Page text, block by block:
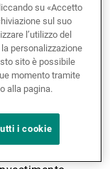
quadro
riveduta,
2018.MiFID II
UE
600/UE
su «Accetto
sul suo
l’utilizzo del
personalizzazione
sito è possibile
momento tramite
alla pagina.
i cookie